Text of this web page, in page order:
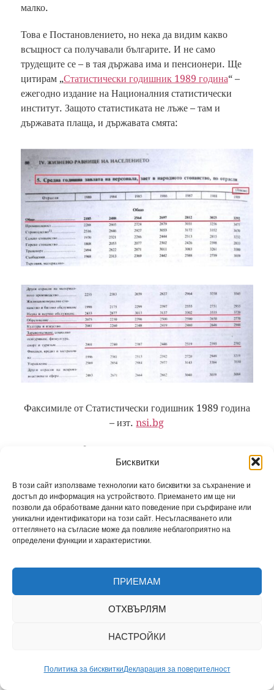
Бисквитки
В този сайт използваме технологии като бисквитки за съхранение и
достъп до информация на устройството. Приемането им ще ни
позволи да обработваме данни като поведение при сърфиране или
уникални идентификатори на този сайт. Несъгласяването или
оттеглянето на съгласие може да повлияе неблагоприятно на
определени функции и характеристики.
ПРИЕМАМ
ОТХВЪРЛЯМ
НАСТРОЙКИ
Политика за бисквиткиДекларация за поверителност
малко.
Това е Постановлението, но нека да видим какво
всъщност са получавали българите. И не само
трудещите се – в тая държава има и пенсионери. Ще
цитирам „Статистически годишник 1989 година“ –
ежегодно издание на Националния статистически
институт. Защото статистиката не лъже – там и
държавата плаща, и държавата смята:
Факсимиле от Статистически годишник 1989 година
– изт.nsi.bg
Забелязахте ли? Посочените от Националния
статистически институт по-горе числа са
ГОДИШНА ЗАПЛАТА
следващата Постановление №50, с вече увеличените
заплати, българинът е получавалсредно по 182,08 лв.
месечно. В промишлеността –190,00лв., в
строителството –210,00, а в селското стопанство –
в здравеопазването –167,00лв. Напомням – месечно!
Да видим и пенсиите. Отново според НСИ.